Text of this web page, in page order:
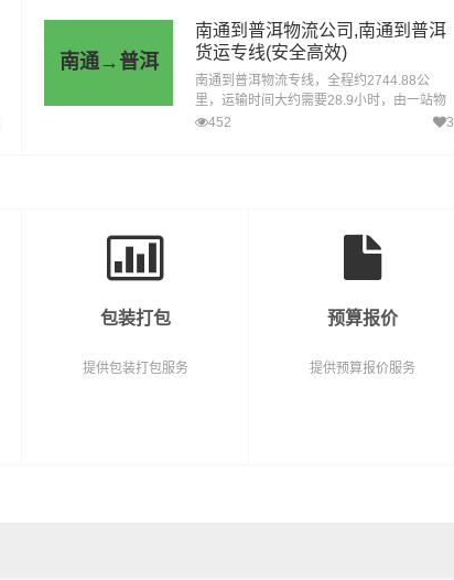
县、介休，为企业、工厂、贸易商以及个人
提供高效、便捷、可靠的货运解决方案。您
只需一个电话其他交给我们。
南通→普洱
南通到普洱物流公司,南通到普洱
货运专线(安全高效)
南通到普洱物流专线，全程约2744.88公
里，运输时间大约需要28.9小时，由一站物
流公司提供直达不中转定时达运输服务，可
452 3
包装打包
提供包装打包服务
预算报价
提供预算报价服务